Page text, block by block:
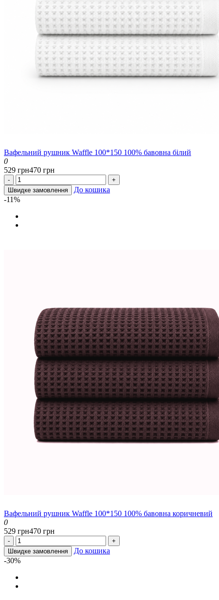
Вафельний рушник Waffle 100*150 100% бавовна білий
0
529 грн470 грн
-
+
Швидке замовлення
До кошика
-11%
Вафельний рушник Waffle 100*150 100% бавовна коричневий
0
529 грн470 грн
-
+
Швидке замовлення
До кошика
-30%